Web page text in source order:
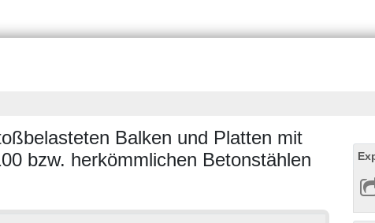
Balken und Platten mit
bzw. herkömmlichen Betonstählen